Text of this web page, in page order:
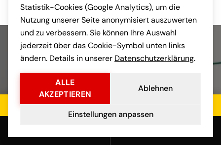
Jetzt kostenloses Angebot einholen
Statistik-Cookies (Google Analytics), um die
Nutzung unserer Seite anonymisiert auszuwerten
und zu verbessern. Sie können Ihre Auswahl
jederzeit über das Cookie-Symbol unten links
ändern. Details in unserer Datenschutzerklärung.
ALLE
AKZEPTIEREN
Ablehnen
Einstellungen anpassen